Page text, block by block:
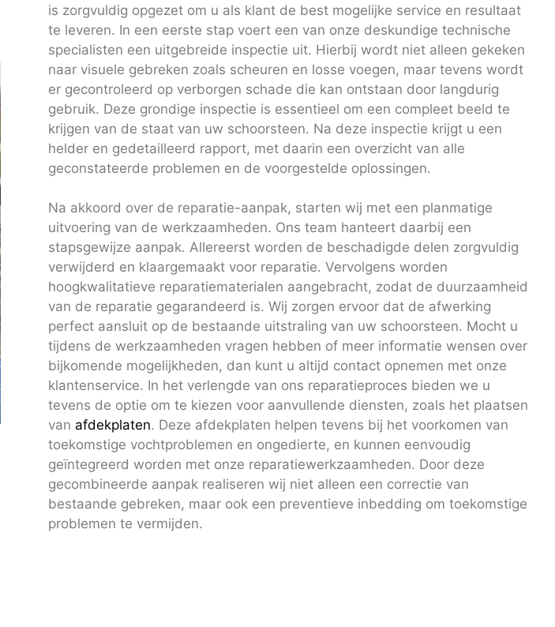
is zorgvuldig opgezet om u als klant de best mogelijke service en resultaat
te leveren. In een eerste stap voert een van onze deskundige technische
specialisten een uitgebreide inspectie uit. Hierbij wordt niet alleen gekeken
naar visuele gebreken zoals scheuren en losse voegen, maar tevens wordt
er gecontroleerd op verborgen schade die kan ontstaan door langdurig
gebruik. Deze grondige inspectie is essentieel om een compleet beeld te
krijgen van de staat van uw schoorsteen. Na deze inspectie krijgt u een
helder en gedetailleerd rapport, met daarin een overzicht van alle
geconstateerde problemen en de voorgestelde oplossingen.
Na akkoord over de reparatie-aanpak, starten wij met een planmatige
uitvoering van de werkzaamheden. Ons team hanteert daarbij een
stapsgewijze aanpak. Allereerst worden de beschadigde delen zorgvuldig
verwijderd en klaargemaakt voor reparatie. Vervolgens worden
hoogkwalitatieve reparatiematerialen aangebracht, zodat de duurzaamheid
van de reparatie gegarandeerd is. Wij zorgen ervoor dat de afwerking
perfect aansluit op de bestaande uitstraling van uw schoorsteen. Mocht u
tijdens de werkzaamheden vragen hebben of meer informatie wensen over
bijkomende mogelijkheden, dan kunt u altijd contact opnemen met onze
klantenservice. In het verlengde van ons reparatieproces bieden we u
tevens de optie om te kiezen voor aanvullende diensten, zoals het plaatsen
van afdekplaten. Deze afdekplaten helpen tevens bij het voorkomen van
toekomstige vochtproblemen en ongedierte, en kunnen eenvoudig
geïntegreerd worden met onze reparatiewerkzaamheden. Door deze
gecombineerde aanpak realiseren wij niet alleen een correctie van
bestaande gebreken, maar ook een preventieve inbedding om toekomstige
problemen te vermijden.